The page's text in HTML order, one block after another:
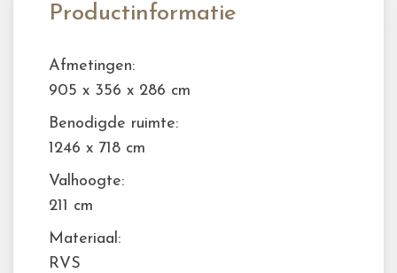
Productinformatie
Afmetingen:
905 x 356 x 286 cm
Benodigde ruimte:
1246 x 718 cm
Valhoogte:
211 cm
Materiaal:
RVS